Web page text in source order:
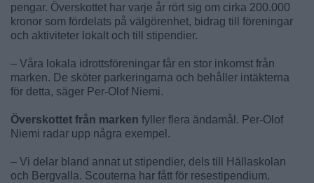
pengar. Överskottet har varje år rört sig om cirka 200.000
kronor som fördelats på välgörenhet, bidrag till föreningar
och aktiviteter lokalt och till stipendier.
– Våra lokala idrottsföreningar får en stor inkomst från
marken. De sköter parkeringarna och behåller intäkterna
för detta, säger Per-Olof Niemi.
Överskottet från marken fyller flera ändamål. Per-Olof
Niemi radar upp några exempel.
– Vi delar bland annat ut stipendier, dels till Hällaskolan
och Bergvalla. Scouterna har fått för resestipendium.